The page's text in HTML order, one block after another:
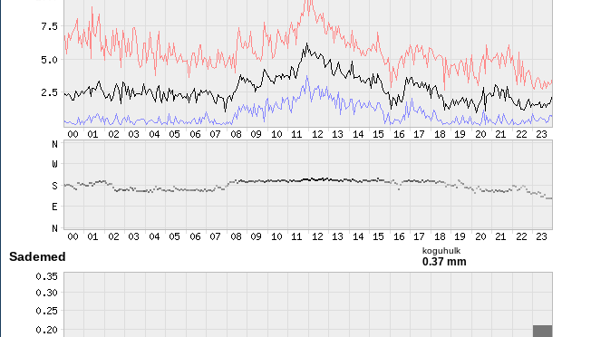
Sademed koguhulk
0.37 mm